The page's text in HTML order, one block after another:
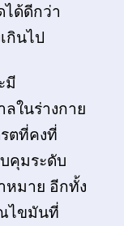
ด้ดีกว่า
กินไป
มี
ลในร่างกาย
ตที่คงที่
คุมระดับ
หมาย อีกทั้ง
ไขมันที่